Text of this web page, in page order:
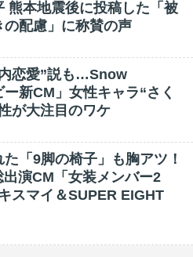
熊本地震後に投稿した「被
の配慮」に称賛の声
恋愛”説も…Snow
新CM」女性キャラ“さく
が大注目のワケ
た「9脚の椅子」も胸アツ！
演CM「女装メンバー2
スマイ＆SUPER EIGHT